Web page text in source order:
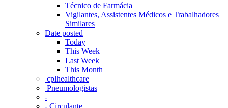
Técnico de Farmácia
Vigilantes, Assistentes Médicos e Trabalhadores
Similares
Date posted
Today
This Week
Last Week
This Month
‎ cplhealthcare‬
Pneumologistas
-
- Circulante